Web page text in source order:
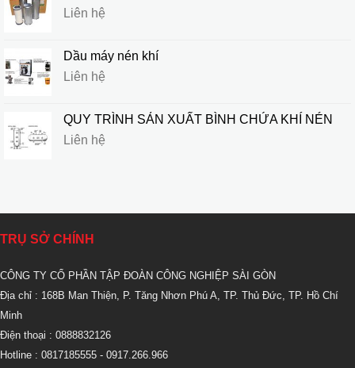
Liên hệ
Dầu máy nén khí
Liên hệ
QUY TRÌNH SẢN XUẤT BÌNH CHỨA KHÍ NÉN
Liên hệ
TRỤ SỞ CHÍNH
CÔNG TY CỔ PHẦN TẬP ĐOÀN CÔNG NGHIỆP SÀI GÒN
Địa chỉ : 168B Man Thiện, P. Tăng Nhơn Phú A, TP. Thủ Đức, TP. Hồ Chí
Minh
Điện thoại : 0888832126
Hotline : 0817185555 - 0917.266.966